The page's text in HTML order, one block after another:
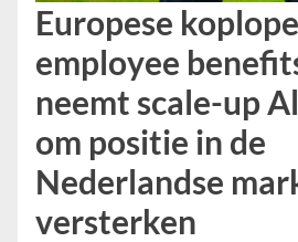
Europese
employee
neemt scale-up
om positie in de
Nederlandse
versterken